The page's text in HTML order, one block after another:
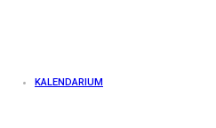
KALENDARIUM